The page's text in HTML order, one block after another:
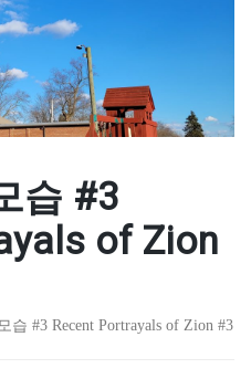
습 #3
of Zion
습 #3 Recent Portrayals of Zion #3